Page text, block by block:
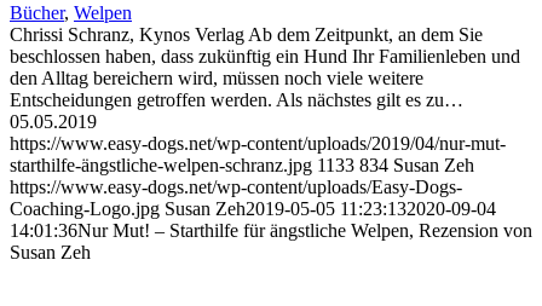
Bücher, Welpen
Chrissi Schranz, Kynos Verlag Ab dem Zeitpunkt, an dem Sie
beschlossen haben, dass zukünftig ein Hund Ihr Familienleben und
den Alltag bereichern wird, müssen noch viele weitere
Entscheidungen getroffen werden. Als nächstes gilt es zu…
05.05.2019
https://www.easy-dogs.net/wp-content/uploads/2019/04/nur-mut-
starthilfe-ängstliche-welpen-schranz.jpg 1133 834 Susan Zeh
https://www.easy-dogs.net/wp-content/uploads/Easy-Dogs-
Coaching-Logo.jpg Susan Zeh2019-05-05 11:23:132020-09-04
14:01:36Nur Mut! – Starthilfe für ängstliche Welpen, Rezension von
Susan Zeh